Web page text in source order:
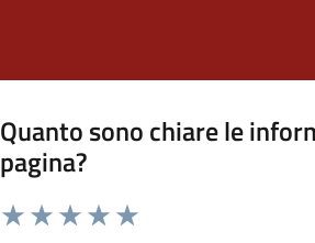
Quanto sono chiare le
pagina?